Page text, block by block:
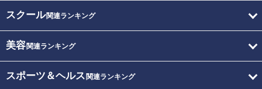
スクール関連ランキング
美容関連ランキング
スポーツ＆ヘルス 関連ランキング